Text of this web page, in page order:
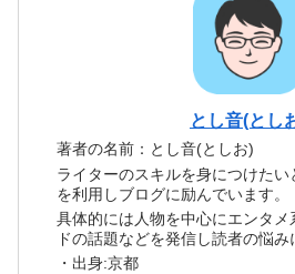
とし音(とし
著者の名前：とし音(としお)
ライターのスキルを身につけた
を利用しブログに励んでいます。
具体的には人物を中心にエンタメ
ドの話題などを発信し読者の悩み
・出身:京都